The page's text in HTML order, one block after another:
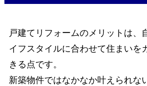
戸建てリフォームのメリットは、
イフスタイルに合わせて住まいを
きる点です。
新築物件ではなかなか叶えられな